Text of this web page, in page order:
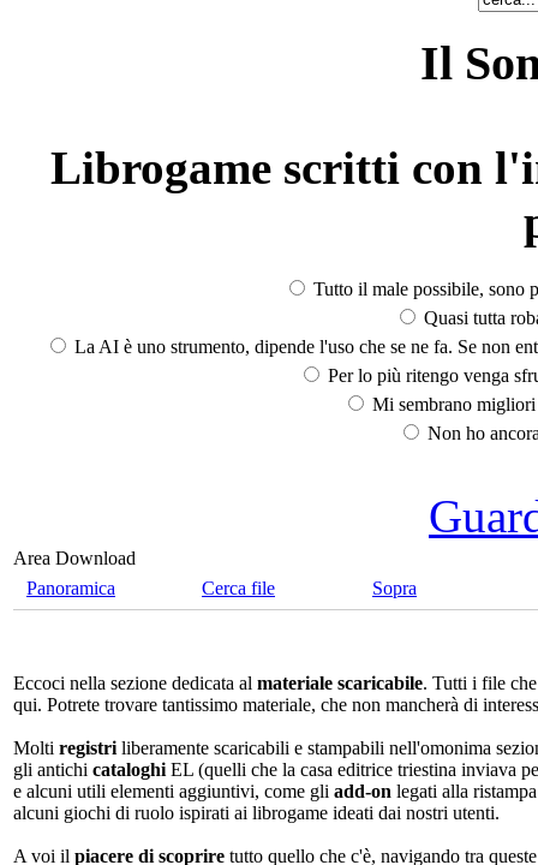
Il
Librogame scritti con
Tutto il male possibile, sono
Quasi tutta
La AI è uno strumento, dipende l'uso che se ne fa. Se non
Per lo più ritengo venga
Mi sembrano
Non ho
Area Download
Panoramica
Cerca file Sopra
Eccoci nella sezione dedicata al materiale scaricabile. Tutti i file
qui. Potrete trovare tantissimo materiale, che non mancherà di
Molti registri liberamente scaricabili e stampabili nell'omonima
gli antichi cataloghi EL (quelli che la casa editrice triestina inviava
e alcuni utili elementi aggiuntivi, come gli add-on legati alla
alcuni giochi di ruolo ispirati ai librogame ideati dai nostri utenti.
A voi il piacere di scoprire tutto quello che c'è, navigando tra